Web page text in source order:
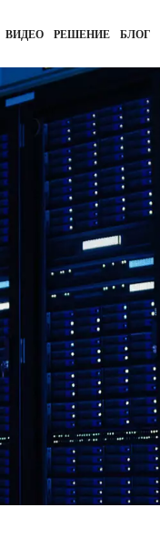
ВИДЕО РЕШЕНИЕ БЛОГ